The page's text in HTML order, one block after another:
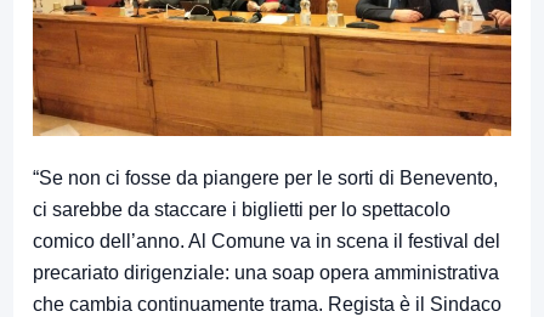
“Se non ci fosse da piangere per le sorti di Benevento,
ci sarebbe da staccare i biglietti per lo spettacolo
comico dell’anno. Al Comune va in scena il festival del
precariato dirigenziale: una soap opera amministrativa
che cambia continuamente trama. Regista è il Sindaco